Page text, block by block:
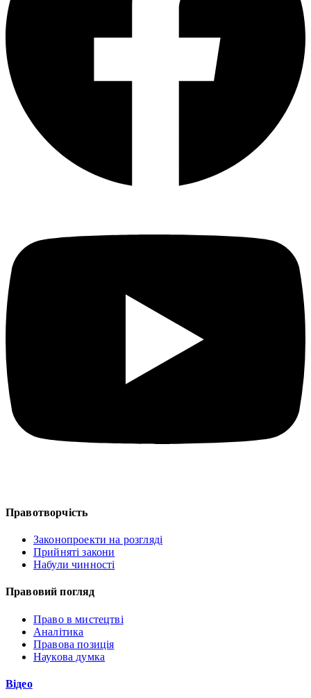
Правотворчість
Законопроекти на розгляді
Прийняті закони
Набули чинності
Правовий погляд
Право в мистецтві
Аналітика
Правова позиція
Наукова думка
Відео